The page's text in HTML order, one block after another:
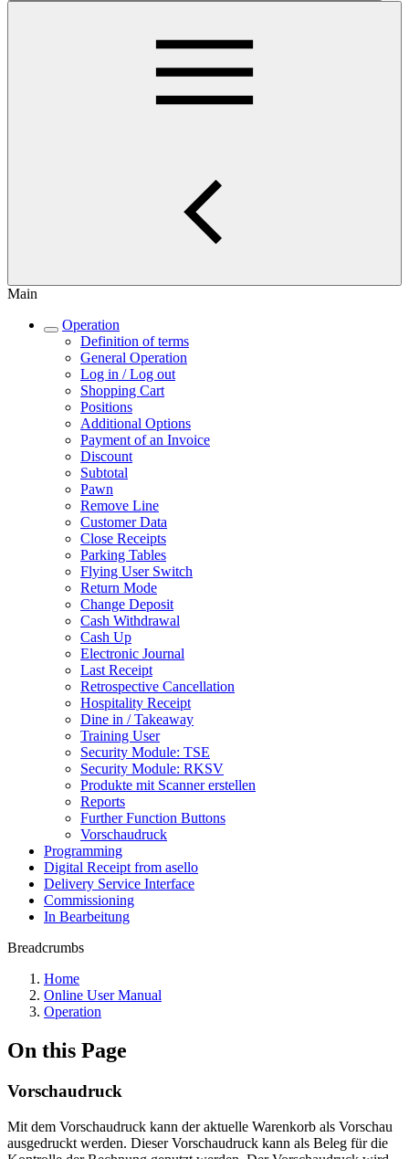
Main
Operation
Definition of terms
General Operation
Log in / Log out
Shopping Cart
Positions
Additional Options
Payment of an Invoice
Discount
Subtotal
Pawn
Remove Line
Customer Data
Close Receipts
Parking Tables
Flying User Switch
Return Mode
Change Deposit
Cash Withdrawal
Cash Up
Electronic Journal
Last Receipt
Retrospective Cancellation
Hospitality Receipt
Dine in / Takeaway
Training User
Security Module: TSE
Security Module: RKSV
Produkte mit Scanner erstellen
Reports
Further Function Buttons
Vorschaudruck
Programming
Digital Receipt from asello
Delivery Service Interface
Commissioning
In Bearbeitung
Breadcrumbs
Home
Online User Manual
Operation
On this Page
Vorschaudruck
Mit dem Vorschaudruck kann der aktuelle Warenkorb als Vorschau
ausgedruckt werden. Dieser Vorschaudruck kann als Beleg für die